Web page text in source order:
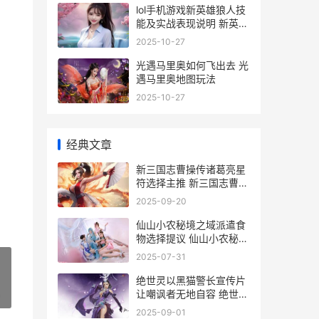
lol手机游戏新英雄狼人技
能及实战表现说明 新英雄
联盟手游
2025-10-27
光遇马里奥如何飞出去 光
遇马里奥地图玩法
2025-10-27
经典文章
新三国志曹操传诸葛亮星
符选择主推 新三国志曹操
传攻略详解
2025-09-20
仙山小农秘境之域派遣食
物选择提议 仙山小农秘境
之域怎么升级
2025-07-31
绝世灵以黑猫警长宣传片
让嘲讽者无地自容 绝世战
灵
2025-09-01